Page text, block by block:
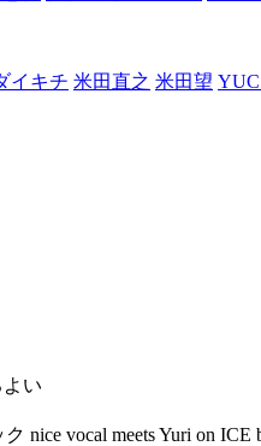
イキチ 米田直之 米田望
い
nice vocal meets Yuri on